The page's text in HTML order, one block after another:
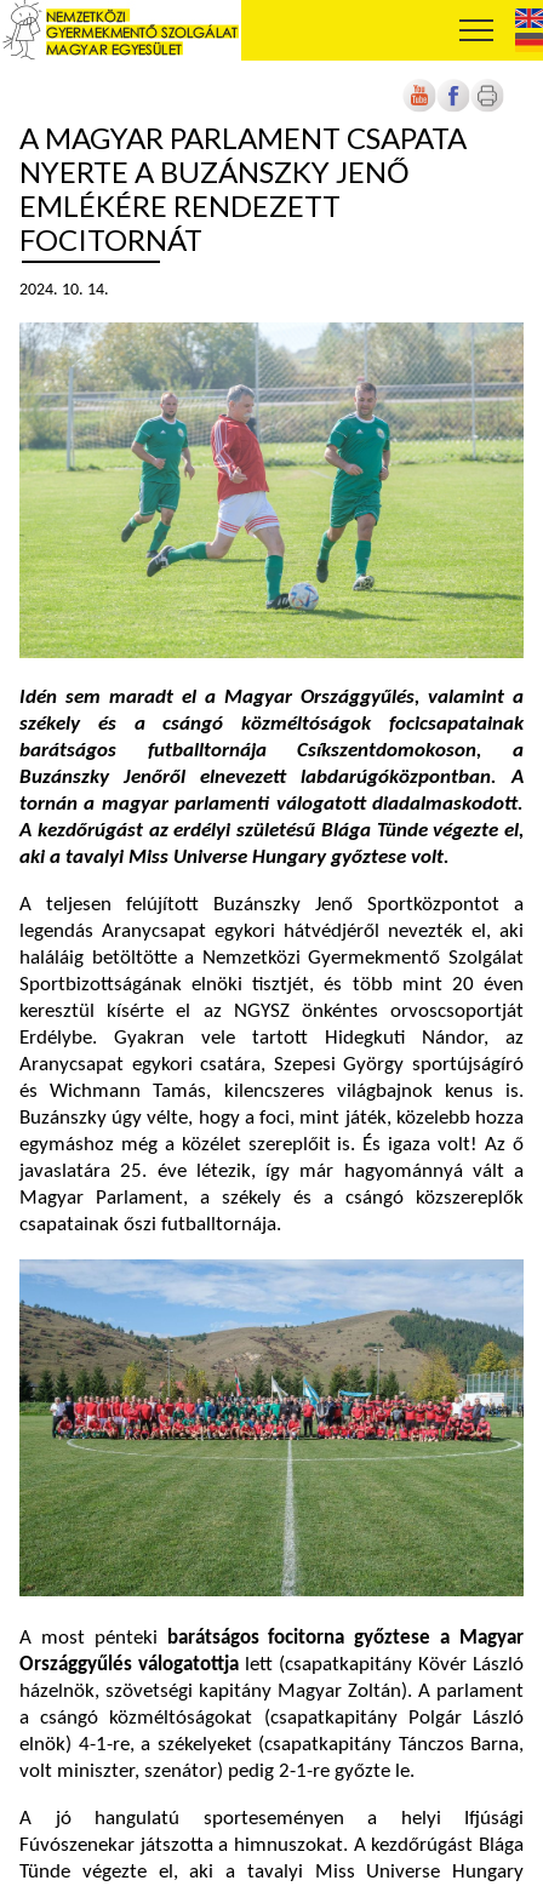
A MAGYAR PARLAMENT CSAPATA
NYERTE A BUZÁNSZKY JENŐ
EMLÉKÉRE RENDEZETT
FOCITORNÁT
2024. 10. 14.
Idén sem maradt el a Magyar Országgyűlés, valamint a
székely és a csángó közméltóságok focicsapatainak
barátságos futballtornája Csíkszentdomokoson, a
Buzánszky Jenőről elnevezett labdarúgóközpontban. A
tornán a magyar parlamenti válogatott diadalmaskodott.
A kezdőrúgást az erdélyi születésű Blága Tünde végezte el,
aki a tavalyi Miss Universe Hungary győztese volt.
A teljesen felújított Buzánszky Jenő Sportközpontot a
legendás Aranycsapat egykori hátvédjéről nevezték el, aki
haláláig betöltötte a Nemzetközi Gyermekmentő Szolgálat
Sportbizottságának elnöki tisztjét, és több mint 20 éven
keresztül kísérte el az NGYSZ önkéntes orvoscsoportját
Erdélybe. Gyakran vele tartott Hidegkuti Nándor, az
Aranycsapat egykori csatára, Szepesi György sportújságíró
és Wichmann Tamás, kilencszeres világbajnok kenus is.
Buzánszky úgy vélte, hogy a foci, mint játék, közelebb hozza
egymáshoz még a közélet szereplőit is. És igaza volt! Az ő
javaslatára 25. éve létezik, így már hagyománnyá vált a
Magyar Parlament, a székely és a csángó közszereplők
csapatainak őszi futballtornája.
A most pénteki
barátságos focitorna győztese a Magyar
Országgyűlés válogatottja lett (csapatkapitány Kövér László
házelnök, szövetségi kapitány Magyar Zoltán). A parlament
a csángó közméltóságokat (csapatkapitány Polgár László
elnök) 4-1-re, a székelyeket (csapatkapitány Tánczos Barna,
volt miniszter, szenátor) pedig 2-1-re győzte le.
A jó hangulatú sporteseményen a helyi Ifjúsági
Fúvószenekar játszotta a himnuszokat. A kezdőrúgást Blága
Tünde végezte el, aki a tavalyi Miss Universe Hungary